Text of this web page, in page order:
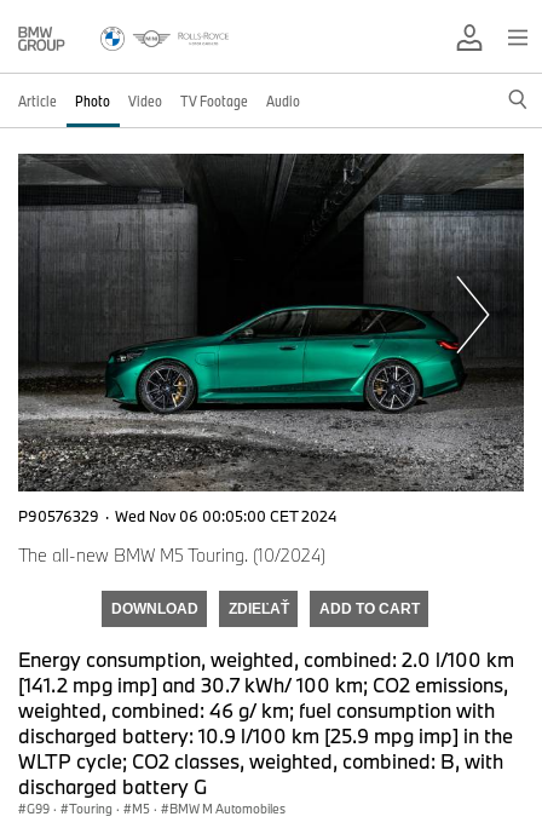
Article Photo Video TV Footage Audio
P90576329 · Wed Nov 06 00:05:00 CET 2024
The all-new BMW M5 Touring. (10/2024)
DOWNLOAD ZDIEĽAŤ ADD TO CART
Energy consumption, weighted, combined: 2.0 l/100 km
[141.2 mpg imp] and 30.7 kWh/ 100 km; CO2 emissions,
weighted, combined: 46 g/ km; fuel consumption with
discharged battery: 10.9 l/100 km [25.9 mpg imp] in the
WLTP cycle; CO2 classes, weighted, combined: B, with
discharged battery G
G99 · Touring · M5 · BMW M Automobiles